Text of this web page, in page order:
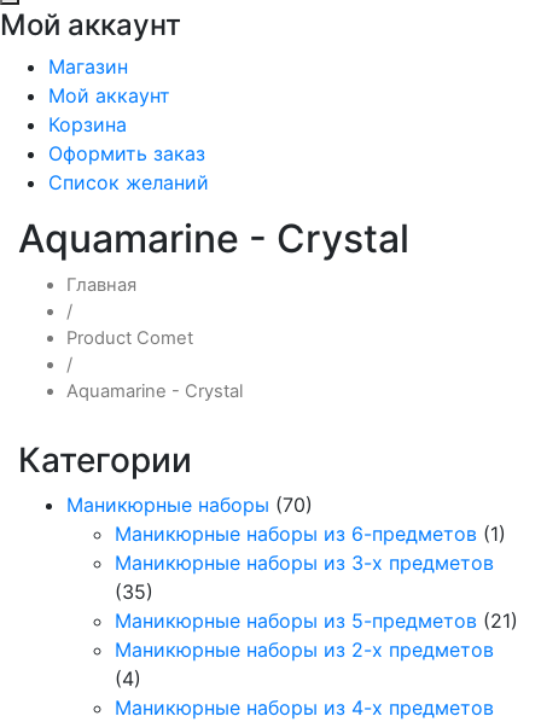
Мой аккаунт
Магазин
Мой аккаунт
Корзина
Оформить заказ
Список желаний
Aquamarine - Crystal
Главная
/
Product Comet
/
Aquamarine - Crystal
Категории
Маникюрные наборы (70)
Маникюрные наборы из 6-предметов (1)
Маникюрные наборы из 3-х предметов
(35)
Маникюрные наборы из 5-предметов (21)
Маникюрные наборы из 2-х предметов
(4)
Маникюрные наборы из 4-х предметов